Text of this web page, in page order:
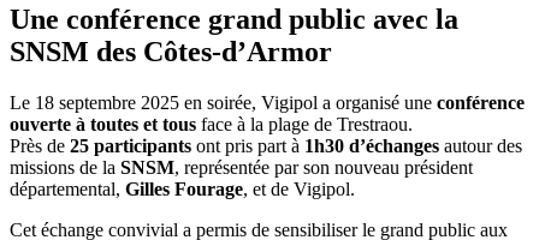
Une conférence grand public avec la
SNSM des Côtes-d’Armor
Le 18 septembre 2025 en soirée, Vigipol a organisé une conférence
ouverte à toutes et tous face à la plage de Trestraou.
Près de 25 participants ont pris part à 1h30 d’échanges autour des
missions de la SNSM, représentée par son nouveau président
départemental, Gilles Fourage, et de Vigipol.
Cet échange convivial a permis de sensibiliser le grand public aux